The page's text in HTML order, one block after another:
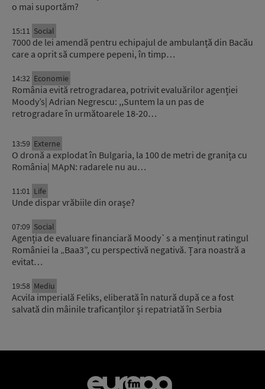
o mai suportăm?
15:11 Social
7000 de lei amendă pentru echipajul de ambulanță din Bacău
care a oprit să cumpere pepeni, în timp…
14:32 Economie
România evită retrogradarea, potrivit evaluărilor agenției
Moody’s| Adrian Negrescu: ,,Suntem la un pas de
retrogradare în următoarele 18-20…
13:59 Externe
O dronă a explodat în Bulgaria, la 100 de metri de granița cu
România| MApN: radarele nu au…
11:01 Life
Unde dispar vrăbiile din orașe?
07:09 Social
Agenția de evaluare financiară Moody`s a menținut ratingul
României la „Baa3”, cu perspectivă negativă. Țara noastră a
evitat…
19:58 Mediu
Acvila imperială Feliks, eliberată în natură după ce a fost
salvată din mâinile traficanților și repatriată în Serbia